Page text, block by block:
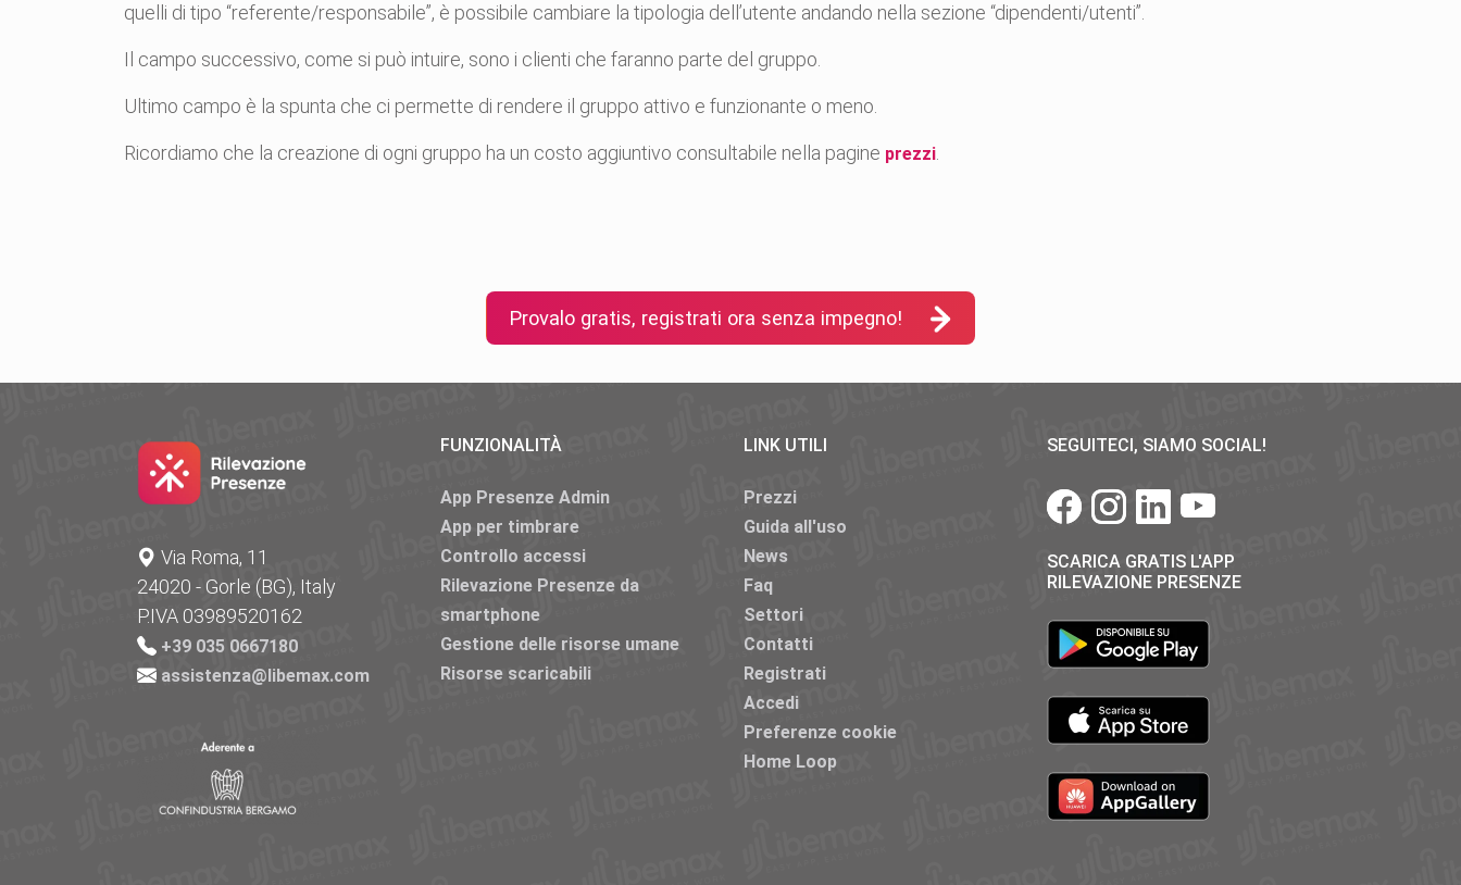
quelli di tipo “referente/responsabile”, è possibile cambiare la tipologia dell’utente andando nella sezione “dipendenti/utenti”.
Il campo successivo, come si può intuire, sono i clienti che faranno parte del gruppo.
Ultimo campo è la spunta che ci permette di rendere il gruppo attivo e funzionante o meno.
Ricordiamo che la creazione di ogni gruppo ha un costo aggiuntivo consultabile nella pagine prezzi
Provalo gratis, registrati ora senza impegno!
Via Roma, 11
24020 - Gorle (BG), Italy
P.IVA 03989520162
+39 035 0667180
assistenza@libemax.com
FUNZIONALITÀ
App Presenze Admin
App per timbrare
Controllo accessi
Rilevazione Presenze da
smartphone
Gestione delle risorse umane
Risorse scaricabili
LINK UTILI
Prezzi
Guida all'uso
News
Faq
Settori
Contatti
Registrati
Accedi
Preferenze cookie
Home Loop
SEGUITECI, SIAMO SOCIAL!
SCARICA GRATIS L'APP
RILEVAZIONE PRESENZE